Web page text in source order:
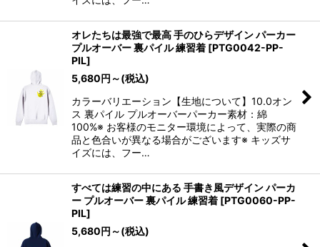
オレたちは最強で最高 手のひらデザイン パーカー
プルオーバー 裏パイル 練習着 [PTG0042-PP-
PIL]
5,680円 ～(税込)
カラーバリエーション【生地について】10.0オン
ス 裏パイル プルオーバーパーカー素材：綿
100%※ お客様のモニター環境によって、実際の商
品と色合いが異なる場合がございます※ キッズサ
イズには、フー…
すべては練習の中にある 手書き風デザイン パーカ
ー プルオーバー 裏パイル 練習着 [PTG0060-PP-
PIL]
5,680円 ～(税込)